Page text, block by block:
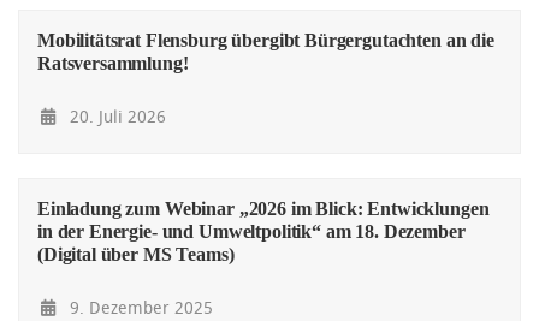
Mobilitätsrat Flensburg übergibt Bürgergutachten an die
Ratsversammlung!
20. Juli 2026
Einladung zum Webinar „2026 im Blick: Entwicklungen
in der Energie- und Umweltpolitik“ am 18. Dezember
(Digital über MS Teams)
9. Dezember 2025